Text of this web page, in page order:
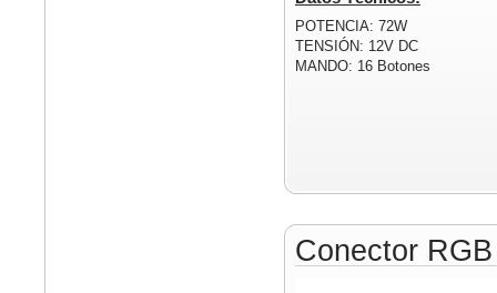
POTENCIA: 72W
TENSIÓN: 12V DC
MANDO: 16 Botones
Conector